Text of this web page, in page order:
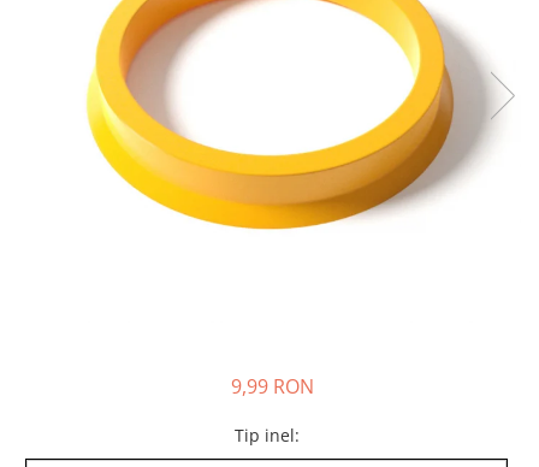
9,99 RON
Tip inel: